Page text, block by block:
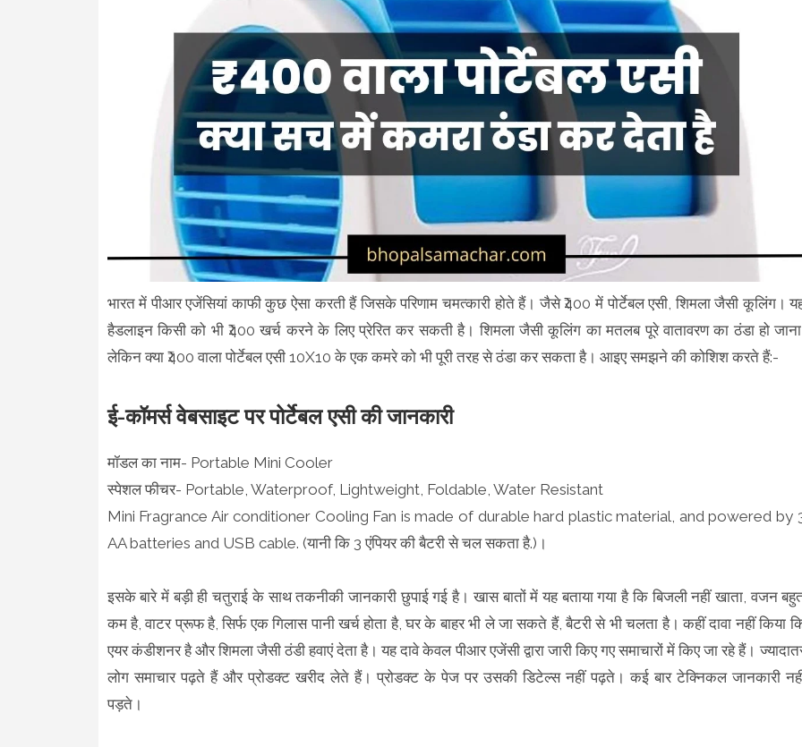
भारत में पीआर एजेंसियां काफी कुछ ऐसा करती हैं जिसके परिणाम चमत्कारी होते हैं। जैसे ₹400 में पोर्टेबल एसी, शिमला जैसी कूलिंग।
हैडलाइन किसी को भी ₹400 खर्च करने के लिए प्रेरित कर सकती है। शिमला जैसी कूलिंग का मतलब पूरे वातावरण का ठंडा हो
लेकिन क्या ₹400 वाला पोर्टेबल एसी 10X10 के एक कमरे को भी पूरी तरह से ठंडा कर सकता है। आइए समझने की कोशिश करते हैं:-
ई-कॉमर्स वेबसाइट पर पोर्टेबल एसी की जानकारी
मॉडल का नाम- Portable Mini Cooler
स्पेशल फीचर- Portable, Waterproof, Lightweight, Foldable, Water Resistant
Mini Fragrance Air conditioner Cooling Fan is made of durable hard plastic material, and powered by
AA batteries and USB cable. (यानी कि 3 एंपियर की बैटरी से चल सकता है.)।
इसके बारे में बड़ी ही चतुराई के साथ तकनीकी जानकारी छुपाई गई है। खास बातों में यह बताया गया है कि बिजली नहीं खाता, वजन
कम है, वाटर प्रूफ है, सिर्फ एक गिलास पानी खर्च होता है, घर के बाहर भी ले जा सकते हैं, बैटरी से भी चलता है। कहीं दावा नहीं किया
एयर कंडीशनर है और शिमला जैसी ठंडी हवाएं देता है। यह दावे केवल पीआर एजेंसी द्वारा जारी किए गए समाचारों में किए जा रहे हैं।
लोग समाचार पढ़ते हैं और प्रोडक्ट खरीद लेते हैं। प्रोडक्ट के पेज पर उसकी डिटेल्स नहीं पढ़ते। कई बार टेक्निकल जानकारी
पड़ते।